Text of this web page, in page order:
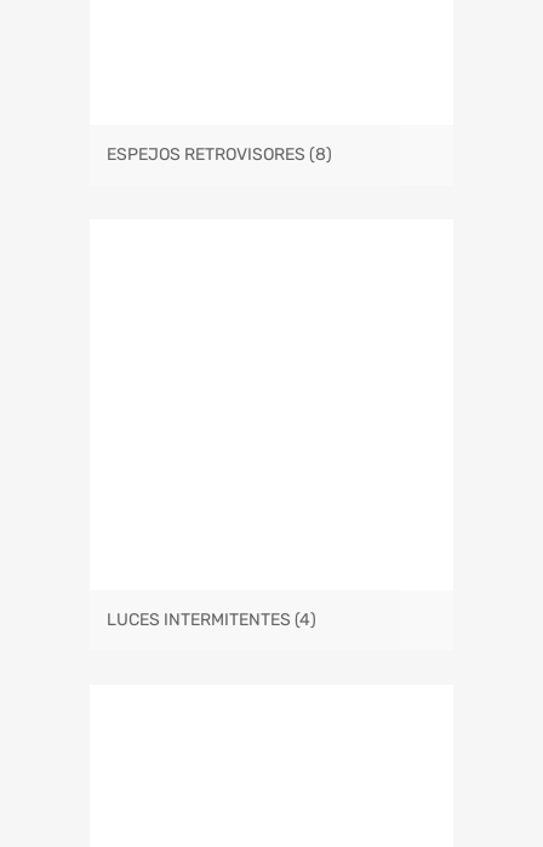
ESPEJOS RETROVISORES (8)
LUCES INTERMITENTES (4)